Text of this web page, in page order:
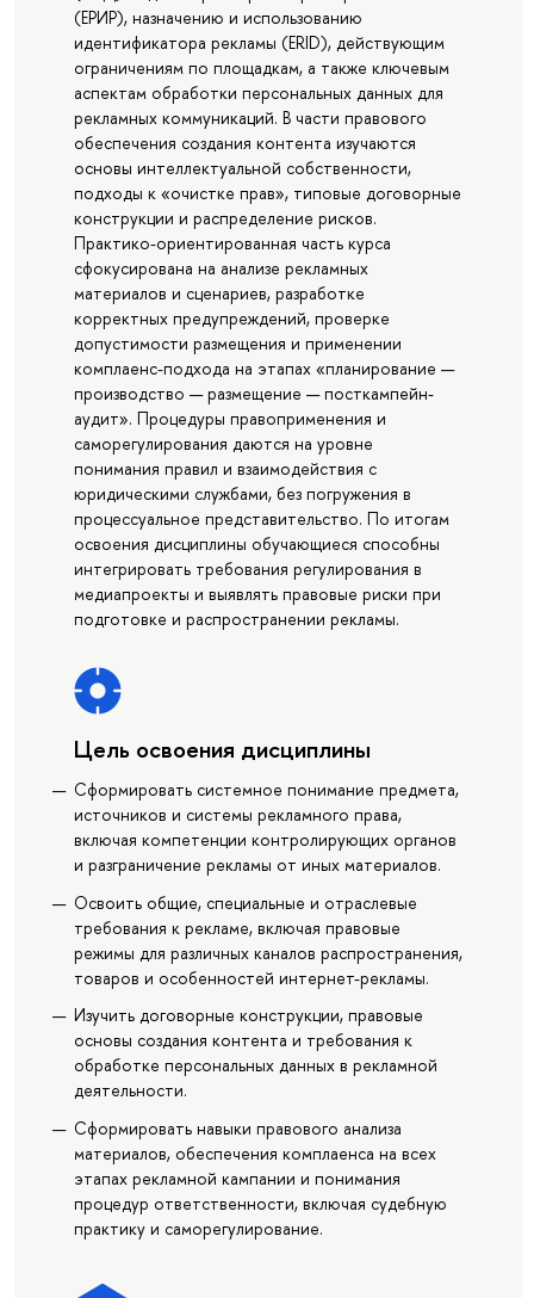
(ЕРИР), назначению и использованию
идентификатора рекламы (ERID), действующим
ограничениям по площадкам, а также ключевым
аспектам обработки персональных данных для
рекламных коммуникаций. В части правового
обеспечения создания контента изучаются
основы интеллектуальной собственности,
подходы к «очистке прав», типовые договорные
конструкции и распределение рисков.
Практико-ориентированная часть курса
сфокусирована на анализе рекламных
материалов и сценариев, разработке
корректных предупреждений, проверке
допустимости размещения и применении
комплаенс-подхода на этапах «планирование —
производство — размещение — посткампейн-
аудит». Процедуры правоприменения и
саморегулирования даются на уровне
понимания правил и взаимодействия с
юридическими службами, без погружения в
процессуальное представительство. По итогам
освоения дисциплины обучающиеся способны
интегрировать требования регулирования в
медиапроекты и выявлять правовые риски при
подготовке и распространении рекламы.
Цель освоения дисциплины
Сформировать системное понимание предмета,
источников и системы рекламного права,
включая компетенции контролирующих органов
и разграничение рекламы от иных материалов.
Освоить общие, специальные и отраслевые
требования к рекламе, включая правовые
режимы для различных каналов распространения,
товаров и особенностей интернет-рекламы.
Изучить договорные конструкции, правовые
основы создания контента и требования к
обработке персональных данных в рекламной
деятельности.
Сформировать навыки правового анализа
материалов, обеспечения комплаенса на всех
этапах рекламной кампании и понимания
процедур ответственности, включая судебную
практику и саморегулирование.